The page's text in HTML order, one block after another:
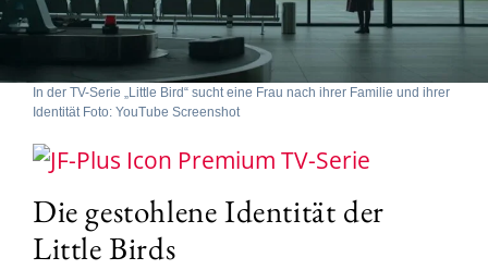
In der TV-Serie „Little Bird“ sucht eine Frau nach ihrer Familie und ihrer
Identität Foto: YouTube Screenshot
TV-Serie
Die gestohlene Identität der
Little Birds